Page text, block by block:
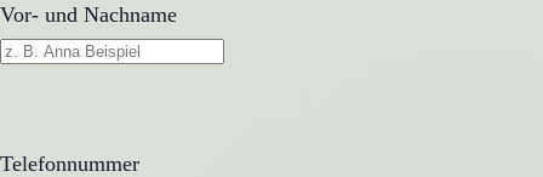
Vor- und Nachname
Telefonnummer